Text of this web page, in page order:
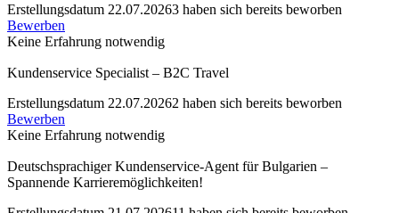
Erstellungsdatum 22.07.20263 haben sich bereits beworben
Bewerben
Keine Erfahrung notwendig
Kundenservice Specialist – B2C Travel
Erstellungsdatum 22.07.20262 haben sich bereits beworben
Bewerben
Keine Erfahrung notwendig
Deutschsprachiger Kundenservice-Agent für Bulgarien –
Spannende Karrieremöglichkeiten!